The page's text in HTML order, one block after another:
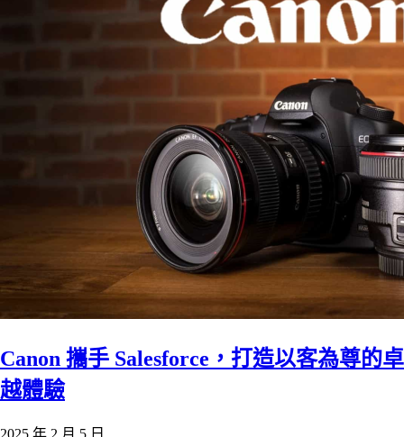
Canon 攜手 Salesforce，打造以客為尊的卓
越體驗
2025 年 2 月 5 日